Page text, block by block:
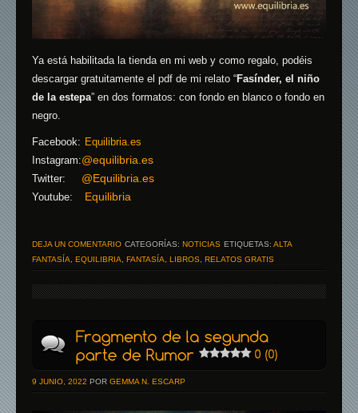
Ya está habilitada la tienda en mi web y como regalo, podéis
descargar gratuitamente el pdf de mi relato “Fasínder, el niño
de la estepa” en dos formatos: con fondo en blanco o fondo en
negro.
Facebook: Equilibria.es
Instagram:@equilibria.es
Twitter: @Equilibria.es
Youtube: Equilibria
DEJA UN COMENTARIO CATEGORÍAS: NOTICIAS ETIQUETAS: ALTA
FANTASÍA
EQUILIBRIA FANTASÍA LIBROS RELATOS GRATIS
9 JUNIO, 2022 POR GEMMA N. ESCARP